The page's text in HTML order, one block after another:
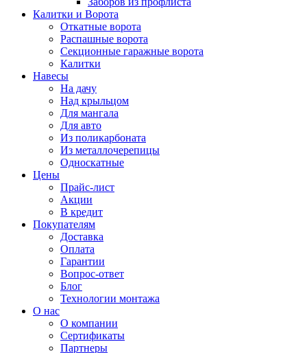
Калитки и Ворота
Откатные ворота
Распашные ворота
Секционные гаражные ворота
Калитки
Навесы
На дачу
Над крыльцом
Для мангала
Для авто
Из поликарбоната
Из металлочерепицы
Односкатные
Цены
Прайс-лист
Акции
В кредит
Покупателям
Доставка
Оплата
Гарантии
Вопрос-ответ
Блог
Технологии монтажа
О нас
О компании
Сертификаты
Партнеры